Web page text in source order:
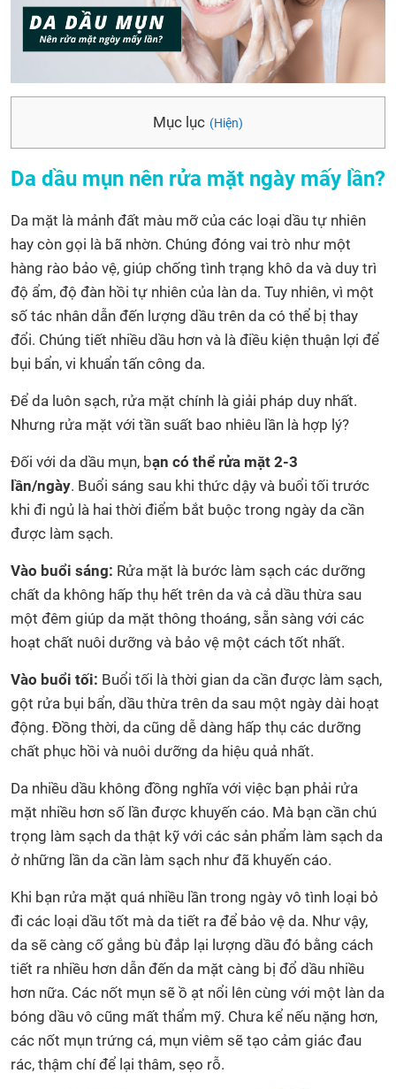
Mục lục (Hiện)
Da dầu mụn nên rửa mặt ngày mấy lần?
Da mặt là mảnh đất màu mỡ của các loại dầu tự nhiên
hay còn gọi là bã nhờn. Chúng đóng vai trò như một
hàng rào bảo vệ, giúp chống tình trạng khô da và duy trì
độ ẩm, độ đàn hồi tự nhiên của làn da. Tuy nhiên, vì một
số tác nhân dẫn đến lượng dầu trên da có thể bị thay
đổi. Chúng tiết nhiều dầu hơn và là điều kiện thuận lợi để
bụi bẩn, vi khuẩn tấn công da.
Để da luôn sạch, rửa mặt chính là giải pháp duy nhất.
Nhưng rửa mặt với tần suất bao nhiêu lần là hợp lý?
Đối với da dầu mụn, bạn có thể rửa mặt 2-3
lần/ngày. Buổi sáng sau khi thức dậy và buổi tối trước
khi đi ngủ là hai thời điểm bắt buộc trong ngày da cần
được làm sạch.
Vào buổi sáng: Rửa mặt là bước làm sạch các dưỡng
chất da không hấp thụ hết trên da và cả dầu thừa sau
một đêm giúp da mặt thông thoáng, sẵn sàng với các
hoạt chất nuôi dưỡng và bảo vệ một cách tốt nhất.
Vào buổi tối: Buổi tối là thời gian da cần được làm sạch,
gột rửa bụi bẩn, dầu thừa trên da sau một ngày dài hoạt
động. Đồng thời, da cũng dễ dàng hấp thụ các dưỡng
chất phục hồi và nuôi dưỡng da hiệu quả nhất.
Da nhiều dầu không đồng nghĩa với việc bạn phải rửa
mặt nhiều hơn số lần được khuyến cáo. Mà bạn cần chú
trọng làm sạch da thật kỹ với các sản phẩm làm sạch da
ở những lần da cần làm sạch như đã khuyến cáo.
Khi bạn rửa mặt quá nhiều lần trong ngày vô tình loại bỏ
đi các loại dầu tốt mà da tiết ra để bảo vệ da. Như vậy,
da sẽ càng cố gắng bù đắp lại lượng dầu đó bằng cách
tiết ra nhiều hơn dẫn đến da mặt càng bị đổ dầu nhiều
hơn nữa. Các nốt mụn sẽ ồ ạt nổi lên cùng với một làn da
bóng dầu vô cũng mất thẩm mỹ. Chưa kể nếu nặng hơn,
các nốt mụn trứng cá, mụn viêm sẽ tạo cảm giác đau
rác, thậm chí để lại thâm, sẹo rỗ.